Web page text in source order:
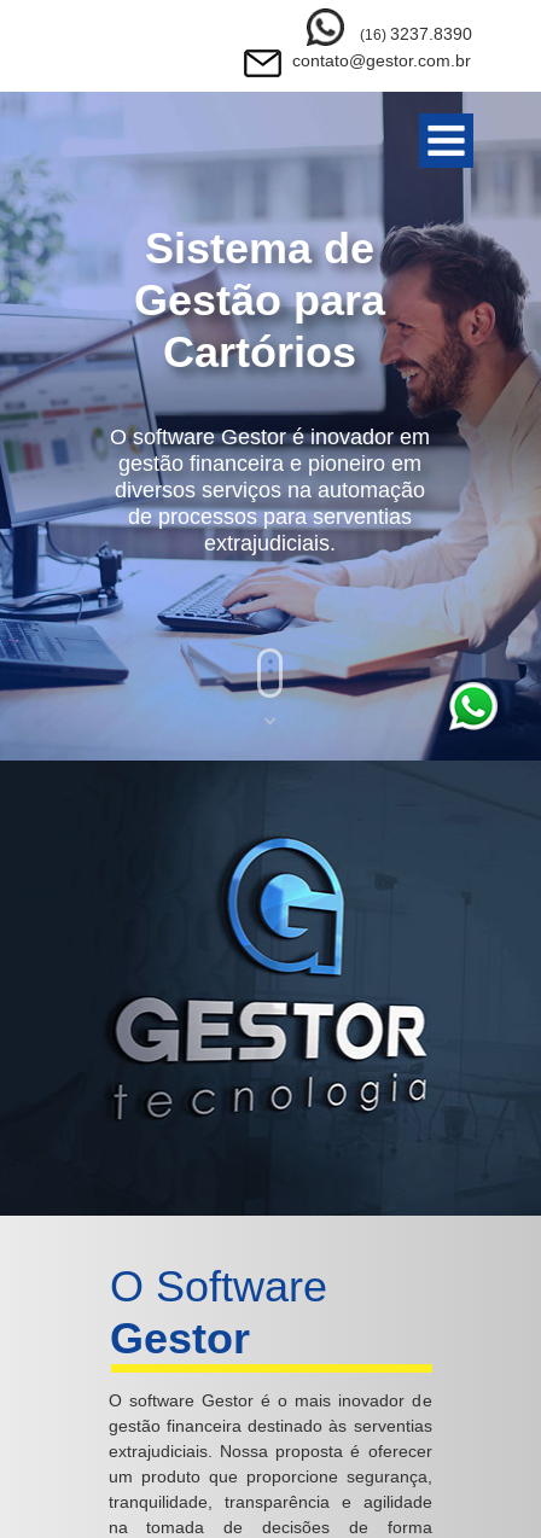
(16) 3237.8390
contato@gestor.com.br
Sistema de
Gestão para
Cartórios
O software Gestor é inovador em
gestão financeira e pioneiro em
diversos serviços na automação
de processos para serventias
extrajudiciais.
O Software
Gestor
O software Gestor é o mais inovador de
gestão financeira destinado às serventias
extrajudiciais. Nossa proposta é oferecer
um produto que proporcione segurança,
tranquilidade, transparência e agilidade
na tomada de decisões de forma
PRODUTOS
QUEM SOMOS
CLIENTES
CONTATOS
PRIVACIDADE